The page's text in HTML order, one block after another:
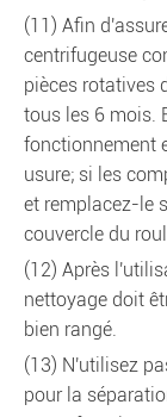
(11) Afin
centrifugeuse
pièces rotatives
tous les 6 mois.
fonctionnement
usure; si les
et remplacez-le
couvercle du
(12) Après
nettoyage doit
bien rangé.
(13) N'utilisez
pour la